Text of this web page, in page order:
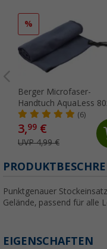
%
Berger Microfaser-
Handtuch AquaLess
cm blaugrau
(6)
3,99 €
UVP 4,99 €
Punktgenauer
Gelände, passend für alle
EIGENSCHAFTEN